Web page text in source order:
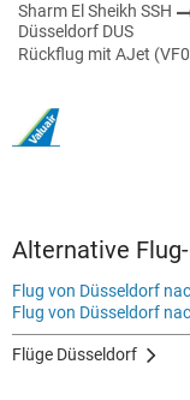
Sharm El Sheikh SSH
Düsseldorf DUS
Rückflug mit AJet
Alternative
Flug von Düsseldorf
Flug von Düsseldorf
Flüge Düsseldorf